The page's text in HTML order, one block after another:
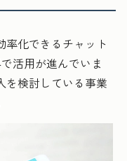
率化できるチャット
活用が進んでいま
を検討している事業